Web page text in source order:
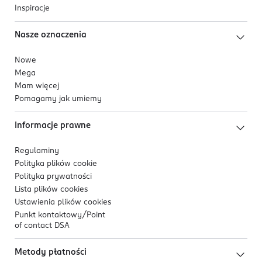
Inspiracje
Nasze oznaczenia
Nowe
Mega
Mam więcej
Pomagamy jak umiemy
Informacje prawne
Regulaminy
Polityka plików cookie
Polityka prywatności
Lista plików cookies
Ustawienia plików cookies
Punkt kontaktowy/ Point
of contact DSA
Metody płatności